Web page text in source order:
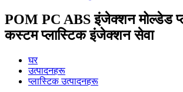
POM PC ABS इंजेक्शन मोल्डेड
कस्टम प्लास्टिक इंजेक्शन सेवा
घर
उत्पादनहरू
प्लास्टिक उत्पादनहरू